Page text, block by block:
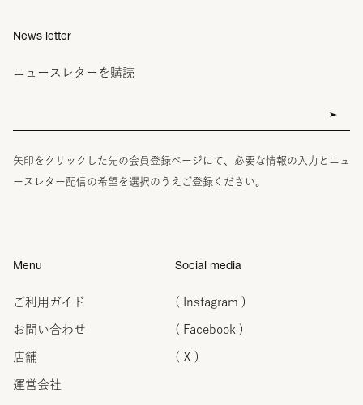
News letter
ニュースレターを購読
矢印をクリックした先の会員登録ページにて、必要な情報の入力とニュ
ースレター配信の希望を選択のうえご登録ください。
Menu
ご利用ガイド
お問い合わせ
店舗
運営会社
Social media
( Instagram )
( Facebook )
( X )